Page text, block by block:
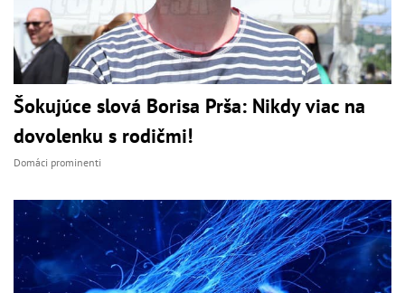
Šokujúce slová Borisa Prša: Nikdy viac na
dovolenku s rodičmi!
Domáci prominenti